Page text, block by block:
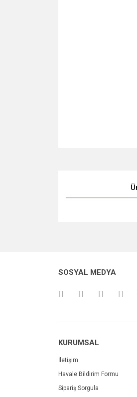
Ürün
SOSYAL MEDYA
KURUMSAL
İletişim
Havale Bildirim Formu
Sipariş Sorgula